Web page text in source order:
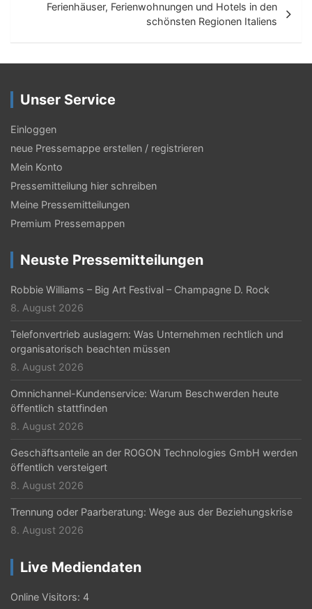
a
s
-
N
a
v
i
g
a
t
i
o
n
Ferienhäuser, Ferienwohnungen und Hotels in den
schönsten Regionen Italiens
Unser Service
Einloggen
neue Pressemappe erstellen / registrieren
Mein Konto
Pressemitteilung hier schreiben
Meine Pressemitteilungen
Premium Pressemappen
Neuste Pressemitteilungen
Robbie Williams – Big Art Festival – Champagne D. Rock
8. August 2026
Telefonvertrieb auslagern: Was Unternehmen rechtlich und
organisatorisch beachten müssen
8. August 2026
Omnichannel-Kundenservice: Warum Beschwerden heute
öffentlich stattfinden
8. August 2026
Geschäftsanteile an der ROGON Technologies GmbH werden
öffentlich versteigert
8. August 2026
Trennung oder Paarberatung: Wege aus der Beziehungskrise
8. August 2026
Live Mediendaten
Online Visitors: 4